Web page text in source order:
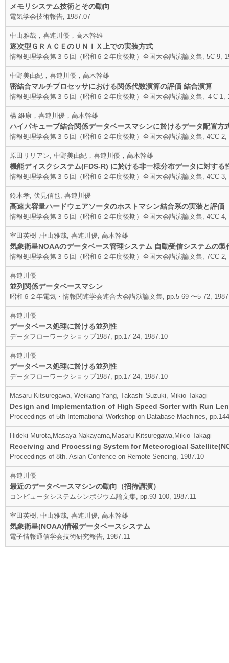
メモリシステム技術とその動向
電気学会技術報告, 1987.07
中山雅哉，喜連川優，高木幹雄
逐次型ＧＲＡＣＥのＵＮＩＸ上での実装方式
情報処理学会第３５回（昭和６２年度後期）全国大会講演論文集, 5C-9,
中野美由紀，喜連川優，高木幹雄
密結合マルチプロセッサにおける関係代数演算の評価 結合演算
情報処理学会第３５回（昭和６２年度後期）全国大会講演論文集, ４C-1,
楊 維康，喜連川優，高木幹雄
ハイパキューブ結合関係データベースマシンに於けるデータ配置方
情報処理学会第３５回（昭和６２年度後期）全国大会講演論文集, 4CC-2,
原田リリアン, 中野美由紀，喜連川優，高木幹雄
機能ディスクシステム(FDS-R) に於ける非一様分布データに対する
情報処理学会第３５回（昭和６２年度後期）全国大会講演論文集, 4CC-3,
鈴木孝, 伏見信也, 喜連川優
高速大容量ハードウェアソータのホストマシン結合系の実装と評価
情報処理学会第３５回（昭和６２年度後期）全国大会講演論文集, 4CC-4,
室田英樹 ,中山雅哉, 喜連川優, 高木幹雄
気象衛星NOAAのデータベース管理システム 自動受信システムの製
情報処理学会第３５回（昭和６２年度後期）全国大会講演論文集, 7CC-2,
喜連川優
並列関係データベースマシン
昭和６２年電気・情報関連学会連合大会講演論文集, pp.5-69 〜5-72,
喜連川優
データベース処理に於ける並列性
データフローワークショップ1987, pp.17-24, 1987.10
喜連川優
データベース処理に於ける並列性
データフローワークショップ1987, pp.17-24, 1987.10
Masaru Kitsuregawa, Weikang Yang, Takashi Suzuki, Mikio Takagi
Design and Implementation of High Speed Sorter with Run
Proceedings of 5th International Workshop on Database Machines,
Hideki Murota,Masaya Nakayama,Masaru Kitsuregawa,Mikio Takagi
Receiving and Processing System for Meteorogical
Proceedings of 8th. Asian Confence on Remote Sencing, 1987.10
喜連川優
最近のデータベースマシンの動向（招待講演）
コンピュータシステムシンポジウム論文集, pp.93-100, 1987.11
室田英樹, 中山雅哉, 喜連川優, 高木幹雄
気象衛星(NOAA)情報データベースシステム
電子情報通信学会技術研究報告, 1987.11